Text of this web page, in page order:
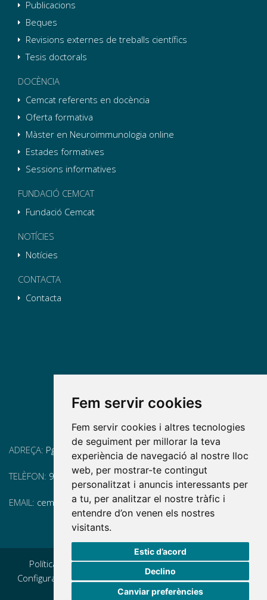
Fem servir cookies
Fem servir cookies i altres tecnologies
de seguiment per millorar la teva
experiència de navegació al nostre lloc
web, per mostrar-te contingut
personalitzat i anuncis interessants per
a tu, per analitzar el nostre tràfic i
entendre d’on venen els nostres
visitants.
Estic d’acord
Declino
Canviar preferències
Publicacions
Beques
Revisions externes de treballs científics
Tesis doctorals
DOCÈNCIA
Cemcat referents en docència
Oferta formativa
Màster en Neuroimmunologia online
Estades formatives
Sessions informatives
FUNDACIÓ CEMCAT
Fundació Cemcat
NOTÍCIES
Notícies
CONTACTA
Contacta
ADREÇA: Pg. Vall d'Hebron, 119-129, 08035 Barcelona
TELÈFON: 93 175 15 55
EMAIL: cem-cat@cem-cat.org
Política de privacidad|Aviso legal|Política de cookies
Configurar cookies|Condicions generals de contractació
Política de redes redes sociales